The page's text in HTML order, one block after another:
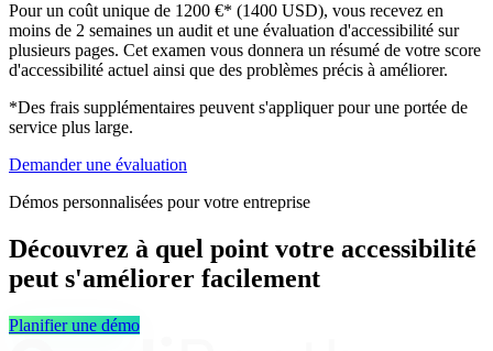
Pour un coût unique de 1200 €* (1400 USD), vous recevez en
moins de 2 semaines un audit et une évaluation d'accessibilité sur
plusieurs pages. Cet examen vous donnera un résumé de votre score
d'accessibilité actuel ainsi que des problèmes précis à améliorer.
*Des frais supplémentaires peuvent s'appliquer pour une portée de
service plus large.
Demander une évaluation
Démos personnalisées pour votre entreprise
Découvrez à quel point votre accessibilité
peut s'améliorer facilement
Planifier une démo